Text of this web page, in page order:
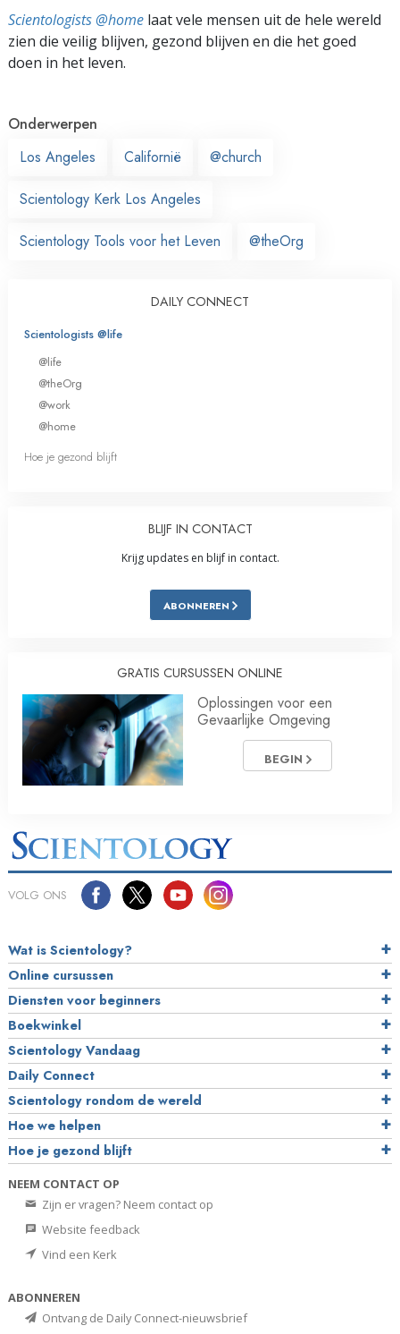
Scientologists @home laat vele mensen uit de hele wereld
zien die veilig blijven, gezond blijven en die het goed
doen in het leven.
Onderwerpen
Los Angeles
Californië @church
Scientology Kerk Los Angeles
Scientology Tools voor het Leven @theOrg
DAILY CONNECT
Scientologists @life
@life
@theOrg
@work
@home
Hoe je gezond blijft
BLIJF IN CONTACT
Krijg updates en blijf in contact.
ABONNEREN
GRATIS CURSUSSEN ONLINE
Oplossingen voor een
Gevaarlijke Omgeving
BEGIN
VOLG ONS
Wat is Scientology?
Online cursussen
Diensten voor beginners
Boekwinkel
Scientology Vandaag
Daily Connect
Scientology rondom de wereld
Hoe we helpen
Hoe je gezond blijft
NEEM CONTACT OP
Zijn er vragen? Neem contact op
Website feedback
Vind een Kerk
ABONNEREN
Ontvang de Daily Connect-nieuwsbrief